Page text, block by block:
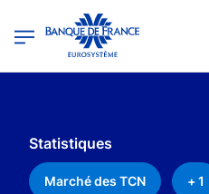
Banque de France - Menu
Statistiques
Marché des TCN + 1